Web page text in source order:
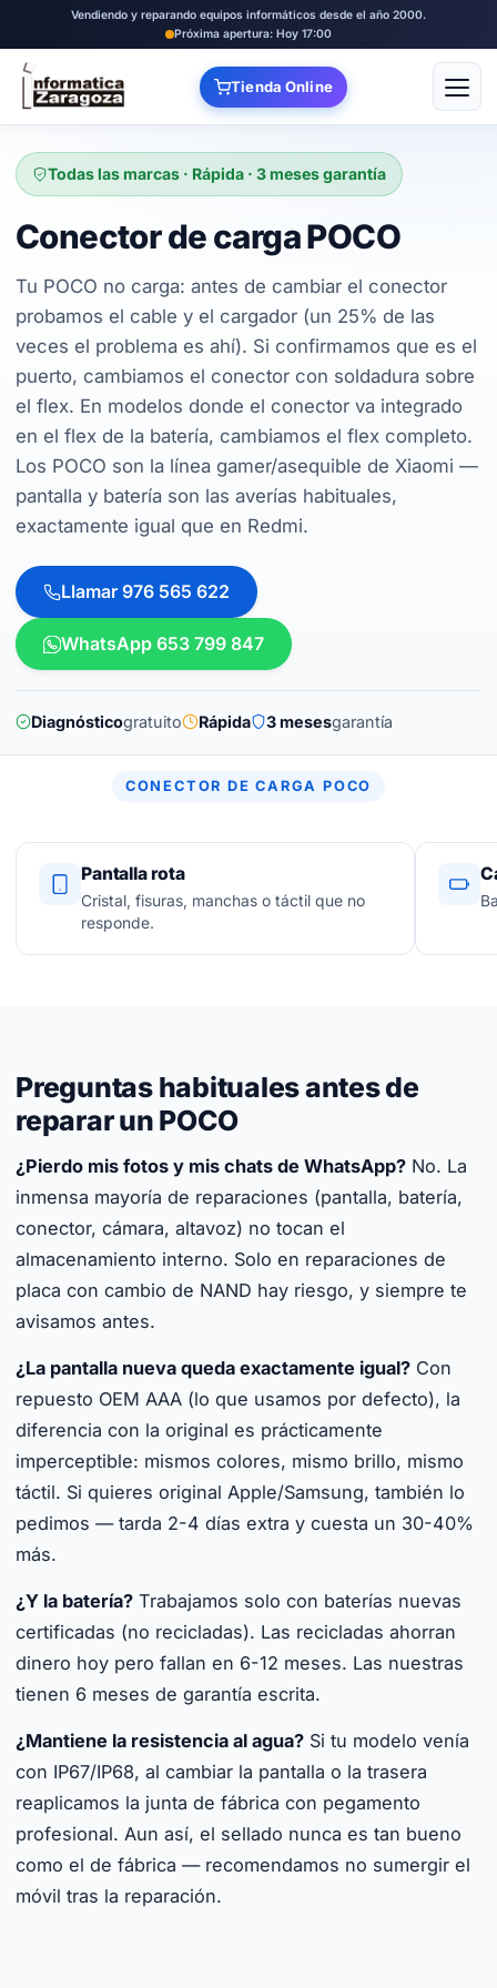
Vendiendo y reparando equipos informáticos desde el año 2000.
Próxima apertura: Hoy 17:00
Tienda Online Abrir
Todas las marcas · Rápida · 3 meses garantía
Conector de carga POCO
Tu POCO no carga: antes de cambiar el conector
probamos el cable y el cargador (un 25% de las
veces el problema es ahí). Si confirmamos que es el
puerto, cambiamos el conector con soldadura sobre
el flex. En modelos donde el conector va integrado
en el flex de la batería, cambiamos el flex completo.
Los POCO son la línea gamer/asequible de Xiaomi —
pantalla y batería son las averías habituales,
exactamente igual que en Redmi.
Llamar 976 565 622
WhatsApp 653 799 847
Diagnósticogratuito Rápida 3 mesesgarantía
CONECTOR DE CARGA POCO
Pantalla rota
Cristal, fisuras, manchas o táctil que no
responde.
Preguntas habituales antes de
reparar un POCO
¿Pierdo mis fotos y mis chats de WhatsApp? No. La
inmensa mayoría de reparaciones (pantalla, batería,
conector, cámara, altavoz) no tocan el
almacenamiento interno. Solo en reparaciones de
placa con cambio de NAND hay riesgo, y siempre te
avisamos antes.
¿La pantalla nueva queda exactamente igual? Con
repuesto OEM AAA (lo que usamos por defecto), la
diferencia con la original es prácticamente
imperceptible: mismos colores, mismo brillo, mismo
táctil. Si quieres original Apple/Samsung, también lo
pedimos — tarda 2-4 días extra y cuesta un 30-40%
más.
¿Y la batería? Trabajamos solo con baterías nuevas
certificadas (no recicladas). Las recicladas ahorran
dinero hoy pero fallan en 6-12 meses. Las nuestras
tienen 6 meses de garantía escrita.
¿Mantiene la resistencia al agua? Si tu modelo venía
con IP67/IP68, al cambiar la pantalla o la trasera
reaplicamos la junta de fábrica con pegamento
profesional. Aun así, el sellado nunca es tan bueno
como el de fábrica — recomendamos no sumergir el
móvil tras la reparación.